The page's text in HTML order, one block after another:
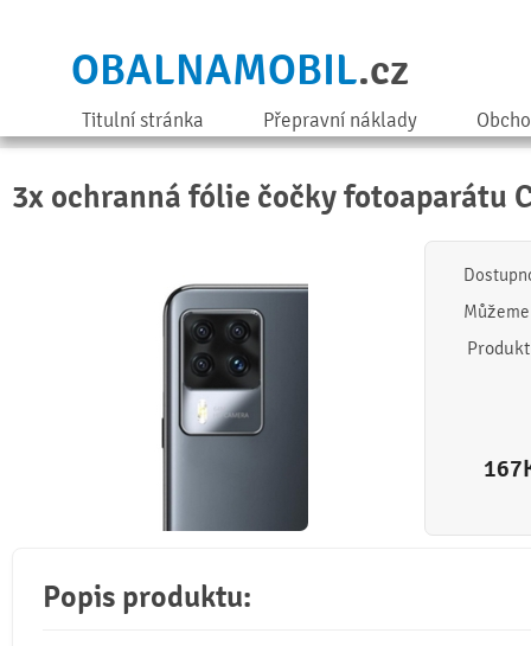
OBALNAMOBIL.cz
Titulní stránka Přepravní náklady
3x ochranná fólie čočky fotoaparátu
167
Popis produktu: